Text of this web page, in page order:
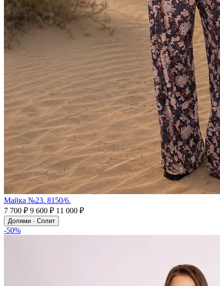
Майка №23. 8150/6.
7 700 ₽ 9 600 ₽ 11 000 ₽
Долями · Сплит
-50%